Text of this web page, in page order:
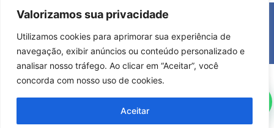
Valorizamos sua privacidade
Utilizamos cookies para aprimorar sua experiência de
navegação, exibir anúncios ou conteúdo personalizado e
analisar nosso tráfego. Ao clicar em “Aceitar”, você
concorda com nosso uso de cookies.
Aceitar
© 2026 ALFATERM | TODOS OS DIREITOS RESERVADOS.
DESENVOLVIMENTO:MKT FLOW |SPHEREA